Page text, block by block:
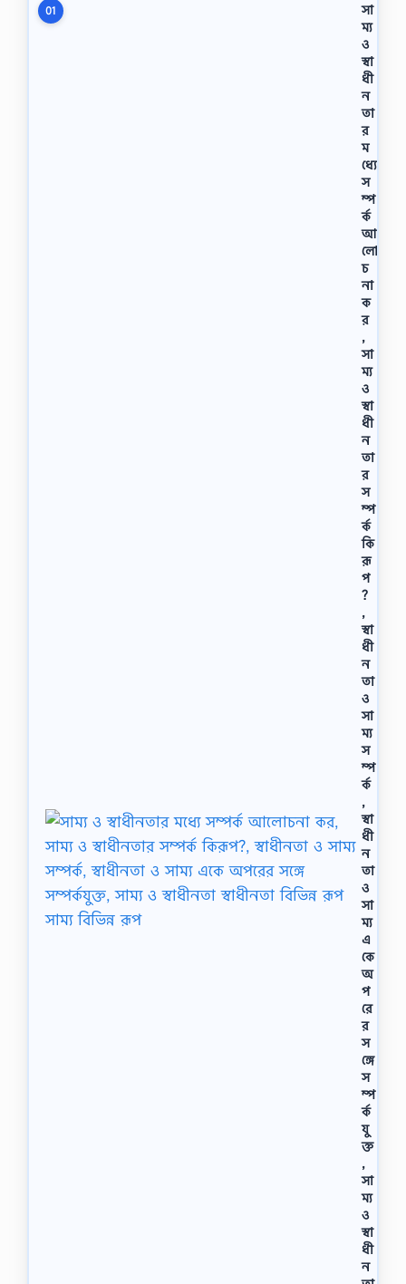
01
সা
ম্য
ও
স্বা
ধী
ন
তা
র
ম
ধ্যে
স
ম্প
র্ক
আ
লো
চ
না
ক
র
,
সা
ম্য
ও
স্বা
ধী
ন
তা
র
স
ম্প
র্ক
কি
রূ
প
?
,
স্বা
ধী
ন
তা
ও
সা
ম্য
স
ম্প
র্ক
,
স্বা
ধী
ন
তা
ও
সা
ম্য
এ
কে
অ
প
রে
র
স
ঙ্গে
স
ম্প
র্ক
যু
ক্ত
,
সা
ম্য
ও
স্বা
ধী
ন